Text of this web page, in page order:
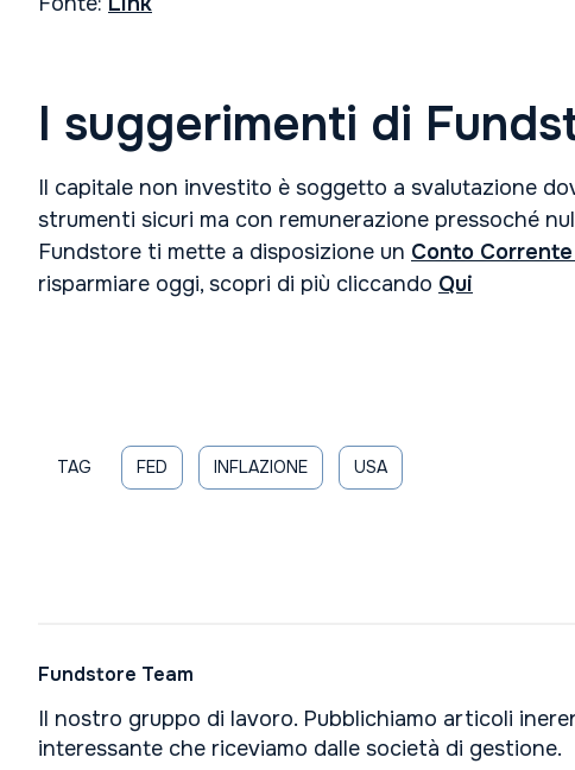
I suggerimenti di
Il capitale non investito è soggetto a svalutazione
strumenti sicuri ma con remunerazione pressoché
Fundstore ti mette a disposizione un Conto
risparmiare oggi, scopri di più cliccando Qui
TAG FED INFLAZIONE USA
Fundstore Team
Il nostro gruppo di lavoro. Pubblichiamo articoli
interessante che riceviamo dalle società di gestione.